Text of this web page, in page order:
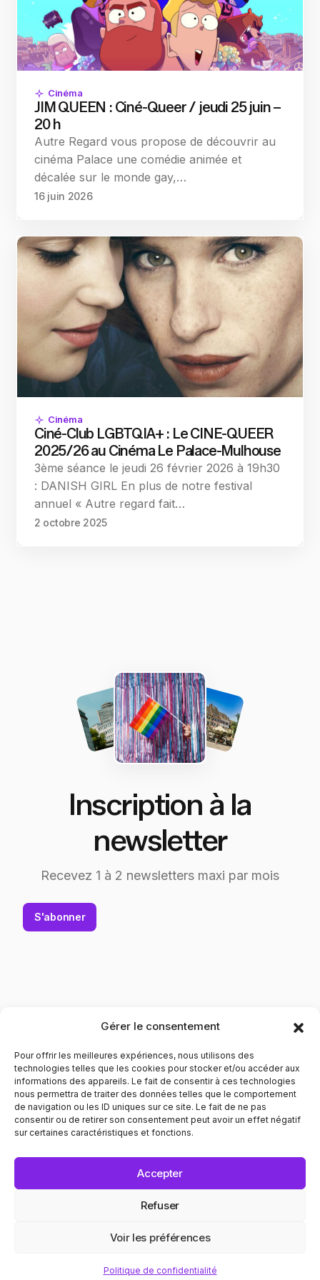
Gérer le consentement
Pour offrir les meilleures expériences, nous utilisons des
technologies telles que les cookies pour stocker et/ou accéder aux
informations des appareils. Le fait de consentir à ces technologies
nous permettra de traiter des données telles que le comportement
de navigation ou les ID uniques sur ce site. Le fait de ne pas
consentir ou de retirer son consentement peut avoir un effet négatif
sur certaines caractéristiques et fonctions.
Accepter
Refuser
Voir les préférences
Politique de confidentialité
Cinéma
JIM QUEEN : Ciné-Queer / jeudi 25 juin –
20 h
Autre Regard vous propose de découvrir au
cinéma Palace une comédie animée et
décalée sur le monde gay,…
16 juin 2026
Cinéma
Ciné-Club LGBTQIA+ : Le CINE-QUEER
2025/26 au Cinéma Le Palace-Mulhouse
3ème séance le jeudi 26 février 2026 à 19h30
: DANISH GIRL En plus de notre festival
annuel « Autre regard fait…
2 octobre 2025
Inscription à la
newsletter
Recevez 1 à 2 newsletters maxi par mois
S'abonner
Contribuer à l'évolution des mentalités pour le respect
envers les personnes LGBTQIA+. Informer et prévenir dans
POLITIQUE DE CONFIDENTIALITÉ
© 2025 Recap. All Rights Reserved.